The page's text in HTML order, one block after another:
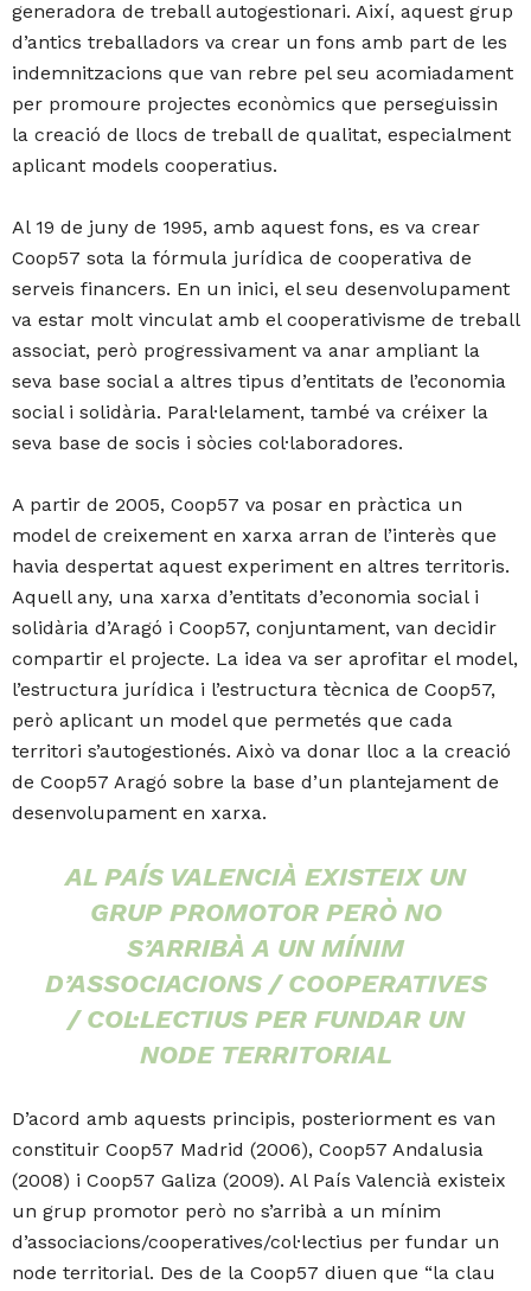
generadora de treball autogestionari. Així, aquest grup
d’antics treballadors va crear un fons amb part de les
indemnitzacions que van rebre pel seu acomiadament
per promoure projectes econòmics que perseguissin
la creació de llocs de treball de qualitat, especialment
aplicant models cooperatius.
Al 19 de juny de 1995, amb aquest fons, es va crear
Coop57 sota la fórmula jurídica de cooperativa de
serveis financers. En un inici, el seu desenvolupament
va estar molt vinculat amb el cooperativisme de treball
associat, però progressivament va anar ampliant la
seva base social a altres tipus d’entitats de l’economia
social i solidària. Paral·lelament, també va créixer la
seva base de socis i sòcies col·laboradores.
A partir de 2005, Coop57 va posar en pràctica un
model de creixement en xarxa arran de l’interès que
havia despertat aquest experiment en altres territoris.
Aquell any, una xarxa d’entitats d’economia social i
solidària d’Aragó i Coop57, conjuntament, van decidir
compartir el projecte. La idea va ser aprofitar el model,
l’estructura jurídica i l’estructura tècnica de Coop57,
però aplicant un model que permetés que cada
territori s’autogestionés. Això va donar lloc a la creació
de Coop57 Aragó sobre la base d’un plantejament de
desenvolupament en xarxa.
AL PAÍS VALENCIÀ EXISTEIX UN
GRUP PROMOTOR PERÒ NO
S’ARRIBÀ A UN MÍNIM
D’ASSOCIACIONS / COOPERATIVES
/ COL·LECTIUS PER FUNDAR UN
NODE TERRITORIAL
D’acord amb aquests principis, posteriorment es van
constituir Coop57 Madrid (2006), Coop57 Andalusia
(2008) i Coop57 Galiza (2009). Al País Valencià existeix
un grup promotor però no s’arribà a un mínim
d’associacions/cooperatives/col·lectius per fundar un
node territorial. Des de la Coop57 diuen que “la clau